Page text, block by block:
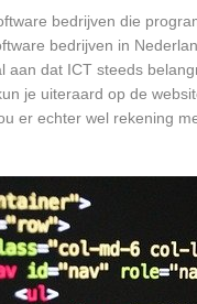
bedrijven die
bedrijven in
dat ICT steeds
je uiteraard op de
er echter wel rekening